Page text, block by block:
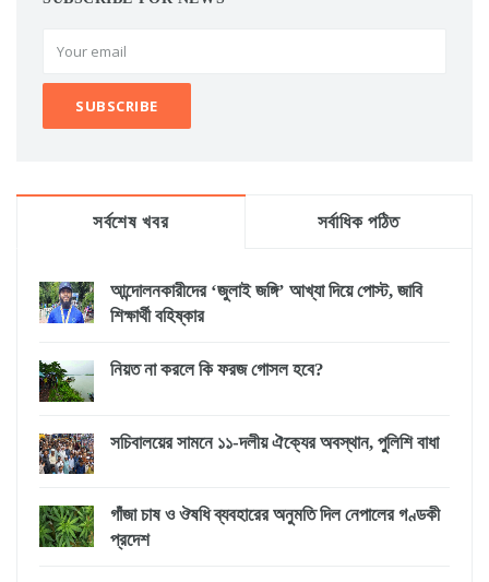
সর্বশেষ খবর সর্বাধিক পঠিত
আন্দোলনকারীদের ‘জুলাই জঙ্গি’ আখ্যা দিয়ে পোস্ট, জাবি
শিক্ষার্থী বহিষ্কার
নিয়ত না করলে কি ফরজ গোসল হবে?
সচিবালয়ের সামনে ১১-দলীয় ঐক্যের অবস্থান, পুলিশি বাধা
গাঁজা চাষ ও ঔষধি ব্যবহারের অনুমতি দিল নেপালের গণ্ডকী
প্রদেশ